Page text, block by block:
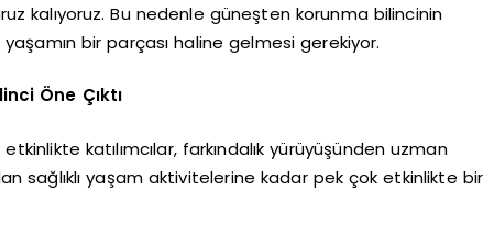
kalıyoruz. Bu nedenle güneşten korunma bilincinin
yaşamın bir parçası haline gelmesi gerekiyor.
Öne Çıktı
katılımcılar, farkındalık yürüyüşünden uzman
sağlıklı yaşam aktivitelerine kadar pek çok etkinlikte bir